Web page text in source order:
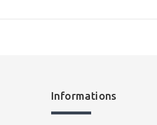
Informations